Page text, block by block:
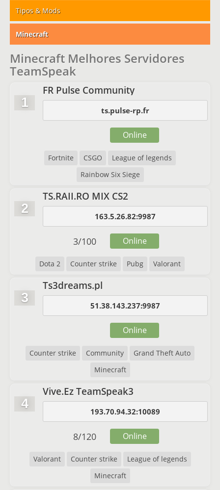
Tipos & Mods
Minecraft
Minecraft Melhores Servidores
TeamSpeak
1
FR Pulse Community
ts.pulse-rp.fr
Fortnite CSGO
League of legends
Rainbow Six Siege
Online
2
TS.RAII.RO MIX CS2
163.5.26.82:9987
Dota 2 Counter strike Pubg Valorant
3/100 Online
3
Ts3dreams.pl
51.38.143.237:9987
Counter strike Community
Grand Theft Auto
Minecraft
Online
4
Vive.Ez TeamSpeak3
193.70.94.32:10089
Valorant Counter strike
League of legends
Minecraft
8/120 Online